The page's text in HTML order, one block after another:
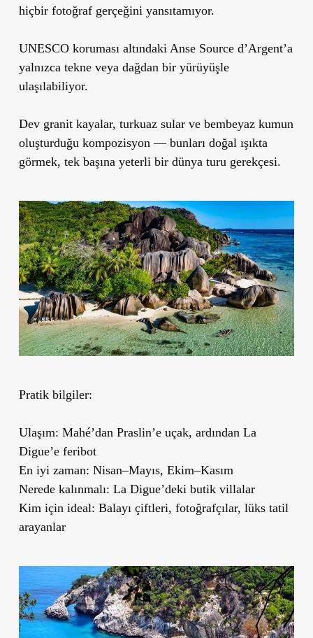
hiçbir fotoğraf gerçeğini yansıtamıyor.
UNESCO koruması altındaki Anse Source d’Argent’a
yalnızca tekne veya dağdan bir yürüyüşle
ulaşılabiliyor.
Dev granit kayalar, turkuaz sular ve bembeyaz kumun
oluşturduğu kompozisyon — bunları doğal ışıkta
görmek, tek başına yeterli bir dünya turu gerekçesi.
Pratik bilgiler:
Ulaşım: Mahé’dan Praslin’e uçak, ardından La
Digue’e feribot
En iyi zaman: Nisan–Mayıs, Ekim–Kasım
Nerede kalınmalı: La Digue’deki butik villalar
Kim için ideal: Balayı çiftleri, fotoğrafçılar, lüks tatil
arayanlar